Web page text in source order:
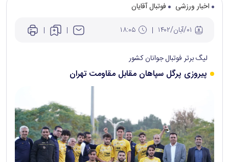
اخبار ورزشی
فوتبال آقایان
لیگ برتر فوتبال جوانان کشور
پیروزی پرگل سپاهان مقابل مقاومت تهران